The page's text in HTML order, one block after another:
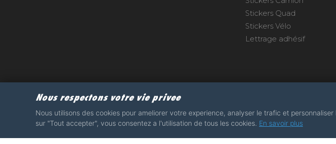
Stickers Quad
Stickers Vélo
Lettrage adhésif
Nous respectons votre vie privee
Nous utilisons des cookies pour ameliorer votre experience, analyser le trafic et
sur "Tout accepter", vous consentez a l'utilisation de tous les cookies. En savoir plus